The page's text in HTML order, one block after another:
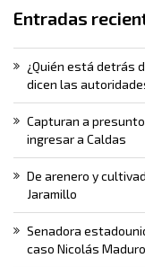
Entradas
¿Quién está detrás
dicen las
Capturan a
ingresar a Caldas
De arenero y
Jaramillo
Senadora
caso Nicolás Maduro